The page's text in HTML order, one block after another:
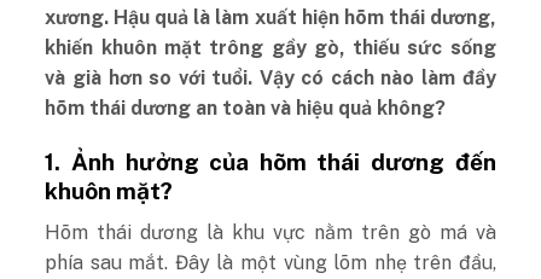
xương. Hậu quả là làm xuất hiện hõm thái dương,
khiến khuôn mặt trông gầy gò, thiếu sức sống
và già hơn so với tuổi. Vậy có cách nào làm đầy
hõm thái dương an toàn và hiệu quả không?
1. Ảnh hưởng của hõm thái dương đến
khuôn mặt?
Hõm thái dương là khu vực nằm trên gò má và
phía sau mắt. Đây là một vùng lõm nhẹ trên đầu,